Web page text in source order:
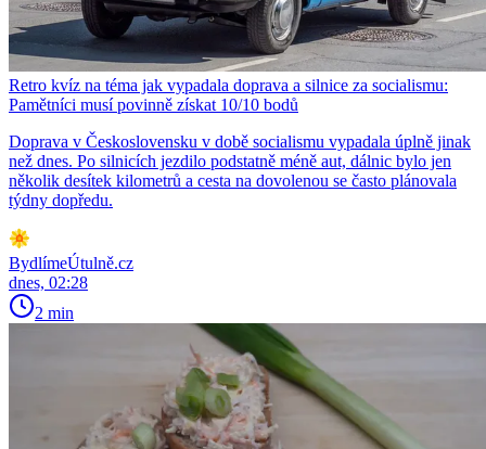
Retro kvíz na téma jak vypadala doprava a silnice za socialismu:
Pamětníci musí povinně získat 10/10 bodů
Doprava v Československu v době socialismu vypadala úplně jinak
než dnes. Po silnicích jezdilo podstatně méně aut, dálnic bylo jen
několik desítek kilometrů a cesta na dovolenou se často plánovala
týdny dopředu.
BydlímeÚtulně.cz
dnes, 02:28
2 min